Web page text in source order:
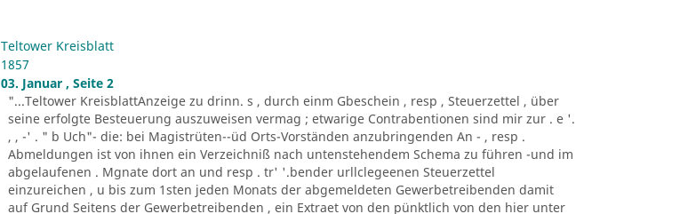
Teltower Kreisblatt
1857
03. Januar , Seite 2
"...Teltower KreisblattAnzeige zu drinn. s , durch einm Gbeschein , resp , Steuerzettel , über
seine erfolgte Besteuerung auszuweisen vermag ; etwarige Contrabentionen sind mir zur . e '.
, , -' . " b Uch"- die: bei Magistrüten--üd Orts-Vorständen anzubringenden An - , resp .
Abmeldungen ist von ihnen ein Verzeichniß nach untenstehendem Schema zu führen -und im
abgelaufenen . Mgnate dort an und resp . tr' '.bender urllclegeenen Steuerzettel
einzureichen , u bis zum 1sten jeden Monats der abgemeldeten Gewerbetreibenden damit
auf Grund Seitens der Gewerbetreibenden , ein Extraet von den pünktlich von den hier unter